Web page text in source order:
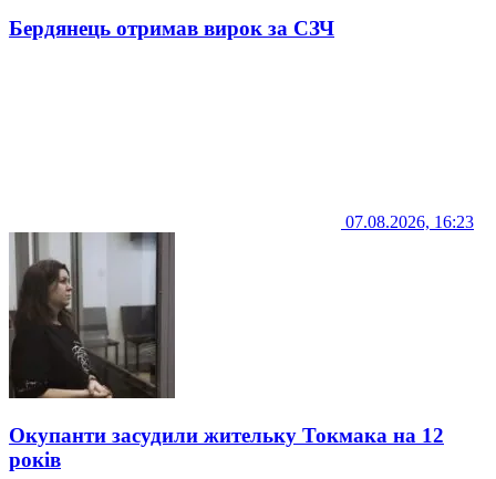
Бердянець отримав вирок за СЗЧ
07.08.2026, 16:23
Окупанти засудили жительку Токмака на 12
років